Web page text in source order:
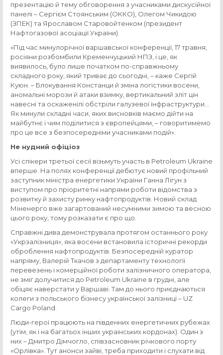
презентацію й тему обговорення з учасниками дискусійної
панелі – Сергієм Стоянським (ОККО), Олегом Чикидою
(ЗПЕК) та Ярославом Старовойтенком (президент
Нафтогазової асоціації України).
«Під час минулорічної варшавської конференції, 17 травня,
росіяни розбомбили Кременчуцький НПЗ, і це, як
виявилось, було лише початком по-справжньому
складного року, який триває до сьогодні, – каже Сергій
Куюн. – Блокування Констанци й зміна логістики восени,
аномальні морози й атаки взимку, вертикальний зліт цін
навесні та оскаженілі обстріли галузевої інфраструктури…
Як минули складні часи, яких висновків маємо дійти на
майбутнє і чим поділитися з європейцями, – говоритимемо
про це все з безпосередніми учасниками подій».
Не нудний офіціоз
Усі спікери третьої сесії візьмуть участь в Petroleum Ukraine
вперше. На полях конференції дебютує новий профільний
заступник міністра енергетики України Ганна Лігун з
виступом про пріоритетні напрями роботи відомства з
розвитку й захисту ринку нафтопродуктів. Новий склад
Міненерго вже загартований несумними зимою та весною
цього року, тому розказати є про що.
Справжні дива демонструвала протягом останнього року
«Укрзалізниця», яка восени встановила історичні рекорди
оброблення нафтопродуктів. Безпосередній куратор
напряму, Валерій Ткачов з департаменту технології
перевезень і комерційної роботи залізничного оператора,
не зміг долучитися до Petroleum Ukraine в грудні, але
обіцяє наверстати у Варшаві. Там до нього приєднаються
колеги з польського бізнесу української залізниці – UZ
Cargo Poland.
Люди-герої працюють на південних енергетичних рубежах
(утім, як і на багатьох інших українських кордонах). Один з
них – Дмитро Дімчогло, співзасновник річкового порту
«Орлівка». Тут анонси зайві, треба приходити і слухати від